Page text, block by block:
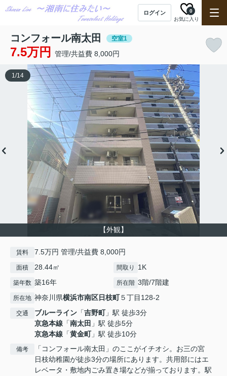
ログイン
お気に入り
0
コンフォール南太田 空室1
7.5万円 管理/共益費 8,000円
【外観】
1/14
賃料 7.5万円 管理/共益費 8,000円
面積 28.44㎡ 間取り 1K
築年数 築16年 所在階 3階/7階建
所在地 神奈川県横浜市南区日枝町５丁目128-2
交通 ブルーライン 「吉野町」駅 徒歩3分
京急本線 「南太田 」駅 徒歩5分
京急本線 「黄金町」駅 徒歩10分
備考
「コンフォール南太田」のここがイチオシ。お三の宮
日枝幼稚園が徒歩3分の場所にあります。共用部にはエ
レベータ・敷地内ごみ置き場などが揃っております。駅